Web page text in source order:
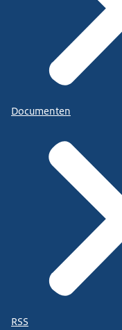
Documenten
RSS